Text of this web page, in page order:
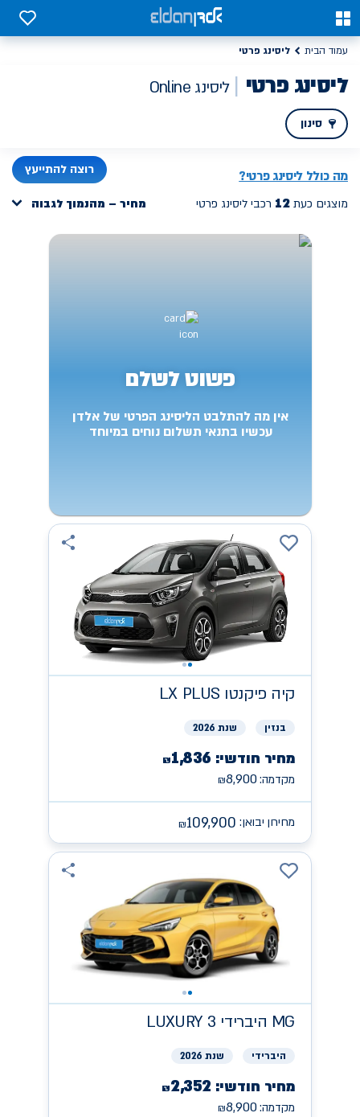
0
0
עמוד הבית ליסינג פרטי
ליסינג פרטי ליסינג Online
סינון
מה כולל ליסינג פרטי? רוצה להתייעץ
מוצגים כעת רכבי ליסינג פרטי מחיר – מהנמוך לגבוה
פשוט לשלם
אין מה להתלבט הליסינג הפרטי של אלדן
עכשיו בתנאי תשלום נוחים במיוחד
קיה LX PLUS פיקנטו
בנזין שנת 2026
מחיר חודשי: ₪1,836
מקדמה: ₪8,900
מחירון יבואן: ₪109,900
MG היברידי LUXURY 3
היברידי שנת 2026
מחיר חודשי: ₪2,352
מקדמה: ₪8,900
ליסינג פרטי משתלם אונליין, דגמים חדשים במחיר מנצח | אלדן